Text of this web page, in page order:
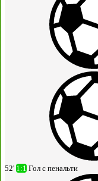
52' 1:1 Гол с пенальти